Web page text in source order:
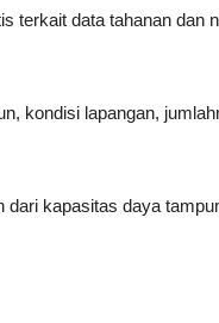
terkait data tahanan dan
kondisi lapangan,
dari kapasitas daya